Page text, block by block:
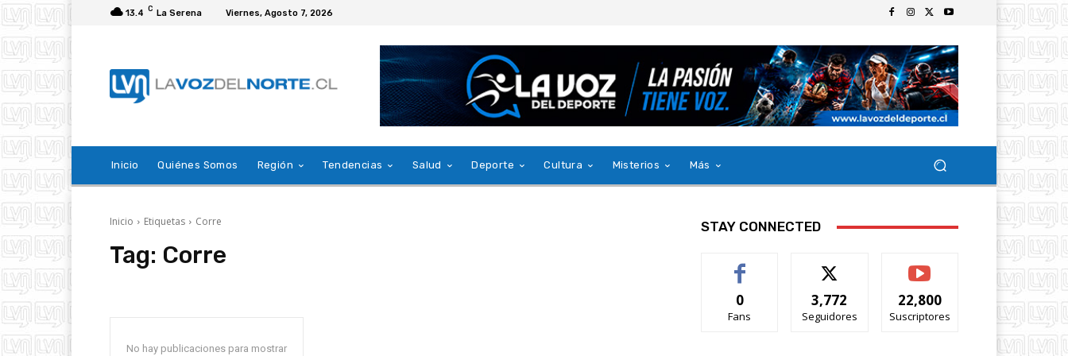
13.4 C La Serena Viernes, Agosto 7, 2026
Inicio Quiénes Somos Región Tendencias Salud Deporte Cultura Misterios Más
Inicio Etiquetas Corre
Tag: Corre
No hay publicaciones para mostrar
STAY CONNECTED
0
Fans
3,772
Seguidores
22,800
Suscriptores